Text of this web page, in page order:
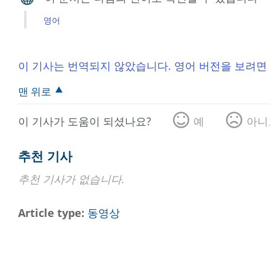
영어
이 기사는 번역되지 않았습니다. 영어 버전을 보려
맨 위로
이 기사가 도움이 되셨나요? 예 아
추천 기사
추천 기사가 없습니다.
Article type 동영상